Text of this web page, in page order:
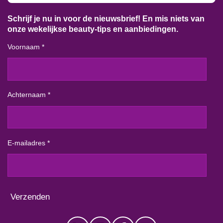
Schrijf je nu in voor de nieuwsbrief! En mis niets van
onze wekelijkse beauty-tips en aanbiedingen.
Voornaam *
Achternaam *
E-mailadres *
Verzenden